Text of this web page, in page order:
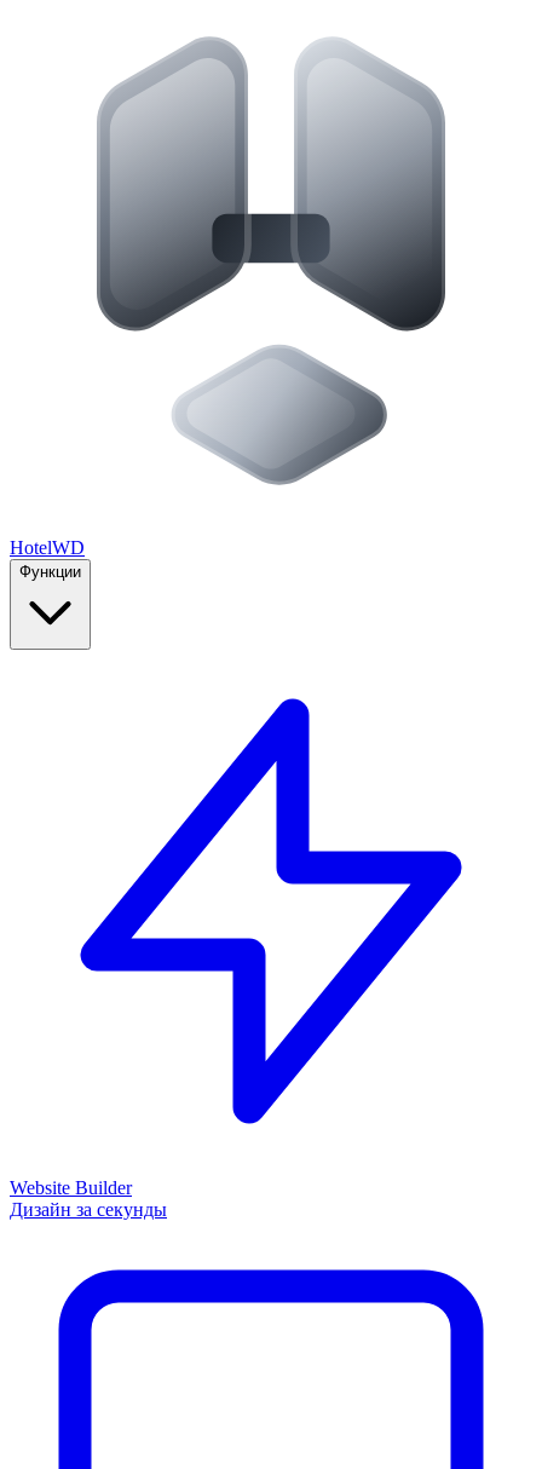
HotelWD
Функции
Website Builder
Дизайн за секунды